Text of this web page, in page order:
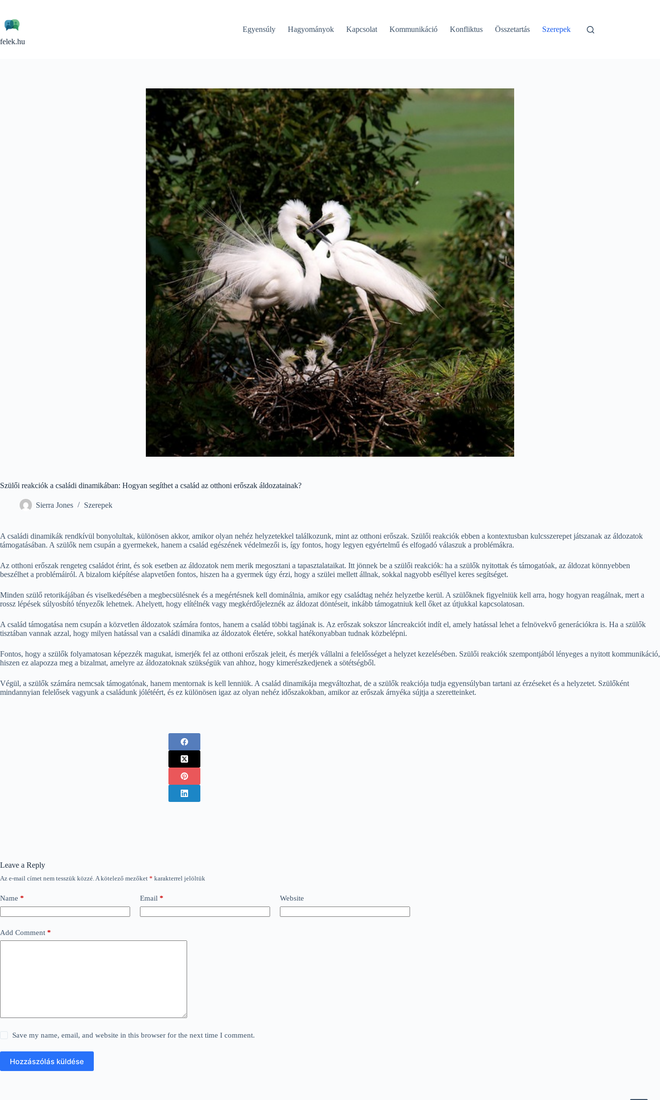
content
felek.hu
Egyensúly Hagyományok Kapcsolat Kommunikáció Konfliktus Összetartás Szerepek
Szülői reakciók a családi dinamikában: Hogyan segíthet a család az otthoni erőszak áldozatainak?
Sierra Jones Szerepek
A családi dinamikák rendkívül bonyolultak, különösen akkor, amikor olyan nehéz helyzetekkel találkozunk, mint az otthoni erőszak. Szülői reakciók ebben a kontextusban kulcsszerepet játszanak az áldozatok
támogatásában. A szülők nem csupán a gyermekek, hanem a család egészének védelmezői is, így fontos, hogy legyen egyértelmű és elfogadó válaszuk a problémákra.
Az otthoni erőszak rengeteg családot érint, és sok esetben az áldozatok nem merik megosztani a tapasztalataikat. Itt jönnek be a szülői reakciók: ha a szülők nyitottak és támogatóak, az áldozat könnyebben
beszélhet a problémáiról. A bizalom kiépítése alapvetően fontos, hiszen ha a gyermek úgy érzi, hogy a szülei mellett állnak, sokkal nagyobb eséllyel keres segítséget.
Minden szülő retorikájában és viselkedésében a megbecsülésnek és a megértésnek kell dominálnia, amikor egy családtag nehéz helyzetbe kerül. A szülőknek figyelniük kell arra, hogy hogyan reagálnak, mert a
rossz lépések súlyosbító tényezők lehetnek. Ahelyett, hogy elítélnék vagy megkérdőjeleznék az áldozat döntéseit, inkább támogatniuk kell őket az útjukkal kapcsolatosan.
A család támogatása nem csupán a közvetlen áldozatok számára fontos, hanem a család többi tagjának is. Az erőszak sokszor láncreakciót indít el, amely hatással lehet a felnövekvő generációkra is. Ha a szülők
tisztában vannak azzal, hogy milyen hatással van a családi dinamika az áldozatok életére, sokkal hatékonyabban tudnak közbelépni.
Fontos, hogy a szülők folyamatosan képezzék magukat, ismerjék fel az otthoni erőszak jeleit, és merjék vállalni a felelősséget a helyzet kezelésében. Szülői reakciók szempontjából lényeges a nyitott kommunikáció,
hiszen ez alapozza meg a bizalmat, amelyre az áldozatoknak szükségük van ahhoz, hogy kimerészkedjenek a sötétségből.
Végül, a szülők számára nemcsak támogatónak, hanem mentornak is kell lenniük. A család dinamikája megváltozhat, de a szülők reakciója tudja egyensúlyban tartani az érzéseket és a helyzetet. Szülőként
mindannyian felelősek vagyunk a családunk jólétéért, és ez különösen igaz az olyan nehéz időszakokban, amikor az erőszak árnyéka sújtja a szeretteinket.
Leave a Reply
Az e-mail címet nem tesszük közzé.A kötelező mezőket * karakterrel jelöltük
Name * Email * Website
Add Comment *
Save my name, email, and website in this browser for the next time I comment.
Hozzászólás küldése